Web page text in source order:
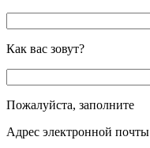
Как вас зовут?
Пожалуйста, заполните
Адрес электронной почты